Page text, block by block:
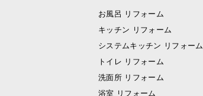
お風呂 リフォーム
キッチン リフォーム
システムキッチン リフォーム
トイレ リフォーム
洗面所 リフォーム
浴室 リフォーム